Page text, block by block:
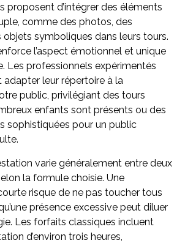
proposent d’intégrer des éléments
comme des photos, des
symboliques dans leurs tours.
l’aspect émotionnel et unique
Les professionnels expérimentés
leur répertoire à la
public, privilégiant des tours
enfants sont présents ou des
sophistiquées pour un public
varie généralement entre deux
la formule choisie. Une
risque de ne pas toucher tous
présence excessive peut diluer
Les forfaits classiques incluent
d’environ trois heures,